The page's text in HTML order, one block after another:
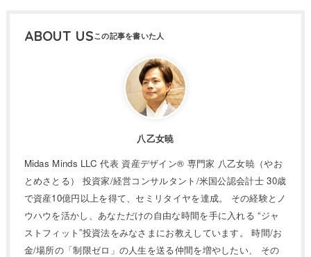
ABOUT US
八乙女暁
Midas Minds LLC 代表 資産デザイン® 専門家 八乙女暁（やお
とめさとる） 投資家/経営コンサルタント/米国公認会計士 30歳
で資産10億円以上を得て、セミリタイヤを達成。 その経験とノ
ウハウを活かし、あなただけの自由な時間を手に入れる “ジャ
ストフィット”投資法をみなさまにお教えしています。 時間/お
金/場所の「制限ゼロ」の人生を送る仲間を増やしたい、 その